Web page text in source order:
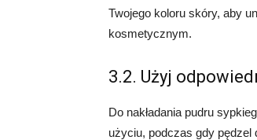
Twojego koloru skóry, aby
kosmetycznym.
3.2. Użyj
Do nakładania pudru
użyciu, podczas gdy pędzel